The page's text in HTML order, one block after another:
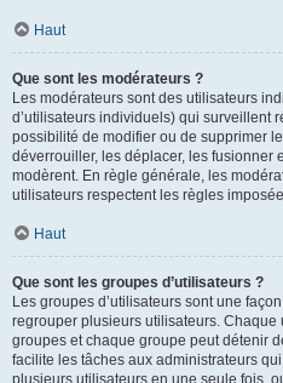
Haut
Que sont les modérateurs ?
Les modérateurs sont des utilisateurs
d’utilisateurs individuels) qui surveillent
possibilité de modifier ou de supprimer
déverrouiller, les déplacer, les fusionner
modèrent. En règle générale, les
utilisateurs respectent les règles
Haut
Que sont les groupes d’utilisateurs ?
Les groupes d’utilisateurs sont une
regrouper plusieurs utilisateurs.
groupes et chaque groupe peut détenir
facilite les tâches aux administrateurs
plusieurs utilisateurs en une seule fois,